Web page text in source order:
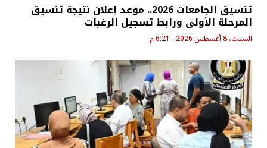
تنسيق الجامعات 2026.. موعد إعلان نتيجة تنسيق
المرحلة الأولى ورابط تسجيل الرغبات
السبت، 8 أغسطس 2026 - 6:21 م